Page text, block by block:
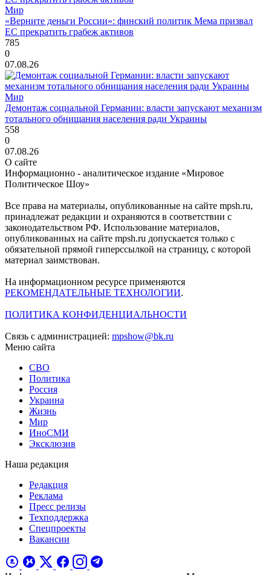
Мир
«Верните деньги России»: финский политик Мема призвал
ЕС прекратить грабеж активов
785
0
07.08.26
Мир
Демонтаж социальной Германии: власти запускают механизм
тотального обнищания населения ради Украины
558
0
07.08.26
О сайте
Информационно - аналитическое издание «Мировое
Политическое Шоу»
Все права на материалы, опубликованные на сайте mpsh.ru,
принадлежат редакции и охраняются в соответствии с
законодательством РФ. Использование материалов,
опубликованных на сайте mpsh.ru допускается только с
обязательной прямой гиперссылкой на страницу, с которой
материал заимствован.
На информационном ресурсе применяются
РЕКОМЕНДАТЕЛЬНЫЕ ТЕХНОЛОГИИ.
ПОЛИТИКА КОНФИДЕНЦИАЛЬНОСТИ
Связь с администрацией: mpshow@bk.ru
Меню сайта
СВО
Политика
Россия
Украина
Жизнь
Мир
ИноСМИ
Эксклюзив
Наша редакция
Редакция
Реклама
Пресс релизы
Техподдержка
Спецпроекты
Вакансии